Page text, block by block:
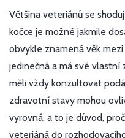
Většina veteriánů se
kočce je možné jakmile
obvykle znamená věk mezi
jedinečná a má své
měli vždy konzultovat
zdravotní stavy mohou
vyrovná, a to je důvod,
veteriáná do